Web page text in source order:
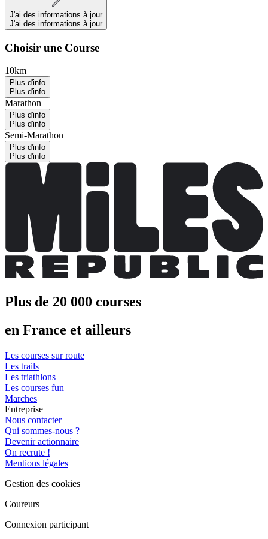
J'ai des informations à jour
J'ai des informations à jour
Choisir une Course
10km
Plus d'info
Plus d'info
Marathon
Plus d'info
Plus d'info
Semi-Marathon
Plus d'info
Plus d'info
Plus de 20 000 courses
en France et ailleurs
Les courses sur route
Les trails
Les triathlons
Les courses fun
Marches
Entreprise
Nous contacter
Qui sommes-nous ?
Devenir actionnaire
On recrute !
Mentions légales
Gestion des cookies
Coureurs
Connexion participant